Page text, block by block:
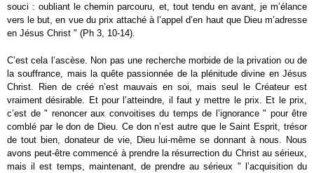
souci : oubliant le chemin parcouru, et, tout tendu en avant, je m’élance
vers le but, en vue du prix attaché à l’appel d’en haut que Dieu m’adresse
en Jésus Christ " (Ph 3, 10-14).
C’est cela l’ascèse. Non pas une recherche morbide de la privation ou de
la souffrance, mais la quête passionnée de la plénitude divine en Jésus
Christ. Rien de créé n’est mauvais en soi, mais seul le Créateur est
vraiment désirable. Et pour l’atteindre, il faut y mettre le prix. Et le prix,
c’est de " renoncer aux convoitises du temps de l’ignorance " pour être
comblé par le don de Dieu. Ce don n’est autre que le Saint Esprit, trésor
de tout bien, donateur de vie, Dieu lui-même se donnant à nous. Nous
avons peut-être commencé à prendre la résurrection du Christ au sérieux,
mais il est temps, maintenant, de prendre au sérieux " l’acquisition du